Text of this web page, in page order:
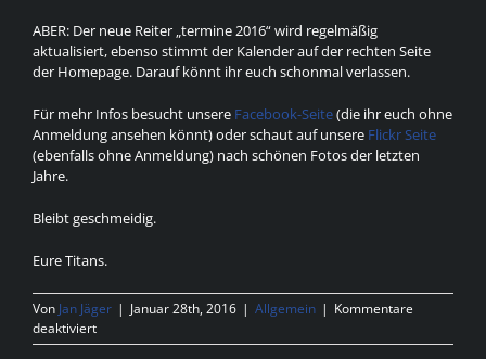
ABER: Der neue Reiter „termine 2016“ wird regelmäßig
aktualisiert, ebenso stimmt der Kalender auf der rechten Seite
der Homepage. Darauf könnt ihr euch schonmal verlassen.
Für mehr Infos besucht unsere Facebook-Seite(die ihr euch ohne
Anmeldung ansehen könnt) oder schaut auf unsere Flickr Seite
(ebenfalls ohne Anmeldung) nach schönen Fotos der letzten
Jahre.
Bleibt geschmeidig.
Eure Titans.
Von Jan Jäger | Januar 28th, 2016 | Allgemein | Kommentare
deaktiviertfür
Die